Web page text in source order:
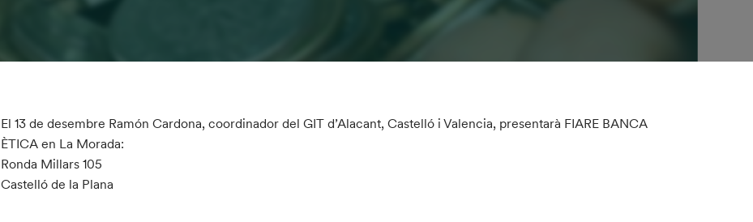
El 13 de desembre Ramón Cardona, coordinador del GIT d’Alacant, Castelló i Valencia, presentarà FIARE BANCA
ÈTICA en La Morada:
Ronda Millars 105
Castelló de la Plana